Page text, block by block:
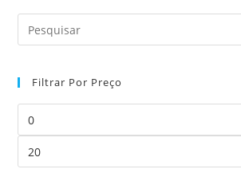
Filtrar Por Preço
mínimo
máximo